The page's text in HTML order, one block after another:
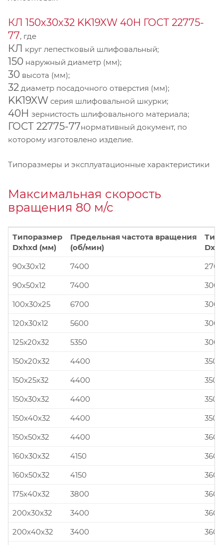
КЛ 150х30х32 KK19XW 40Н ГОСТ 22775-
77, где
КЛ круг лепестковый шлифовальный;
150 наружный диаметр (мм);
30 высота (мм);
32 диаметр посадочного отверстия (мм);
KK19XW серия шлифовальной шкурки;
40Н зернистость шлифовального материала;
ГОСТ 22775-77нормативный документ, по
которому изготовлено изделие.
Типоразмеры и эксплуатационные характеристики
Максимальная скорость
вращения 80 м/с
Типоразмер
Dxhxd (мм)
Предельная частота вращения
(об/мин)
90x30x12
7400
90x50x12
7400
100x30x25
6700
120x30x12
5600
125x20x32
5350
150x20x32
4400
150x25x32
4400
150x30x32
4400
150x40x32
4400
150x50x32
4400
160x30x32
4150
160x50x32
4150
175x40x32
3800
200x30x32
3400
200x40x32
3400